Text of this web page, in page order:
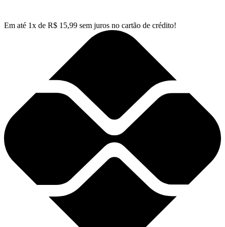
Em até 1x de R$ 15,99 sem juros no cartão de crédito!